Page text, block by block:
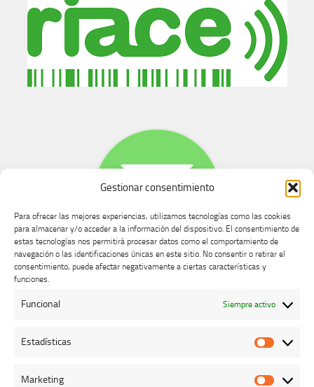
Gestionar consentimiento
Para ofrecer las mejores experiencias, utilizamos tecnologías como las cookies
para almacenar y/o acceder a la información del dispositivo. El consentimiento de
estas tecnologías nos permitirá procesar datos como el comportamiento de
navegación o las identificaciones únicas en este sitio. No consentir o retirar el
consentimiento, puede afectar negativamente a ciertas características y
funciones.
Funcional Siempre activo
Estadísticas
Marketing
Buzón de dudas, quejas y sugerencias